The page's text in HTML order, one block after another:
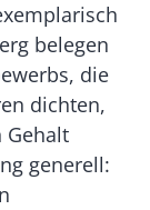
belegen
die
dichten,
Gehalt
generell: